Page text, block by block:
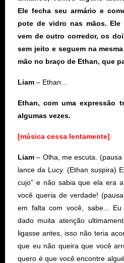
Ele fecha seu armário e
pote de vidro nas mãos. Ele
vem de outro corredor, os
sem jeito e seguem na
mão no braço de Ethan, que
Liam – Ethan...
Ethan, com uma expressão
algumas vezes.
[música cessa lentamente]
Liam – Olha, me escuta.
lance da Lucy. (Ethan suspira)
cujo” e não sabia que ela era
você queria de verdade!
em falta com você, sabe...
dado muita atenção
ligasse antes, isso não teria
que eu não queira que você
quero é que você encontre